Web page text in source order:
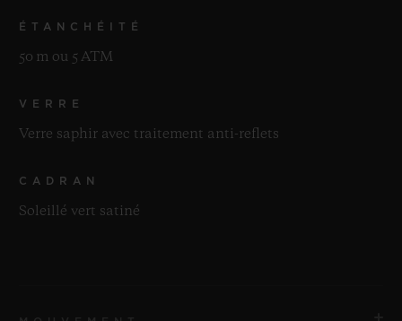
ÉTANCHÉITÉ
50 m ou 5 ATM
VERRE
Verre saphir avec traitement anti-reflets
CADRAN
Soleillé vert satiné